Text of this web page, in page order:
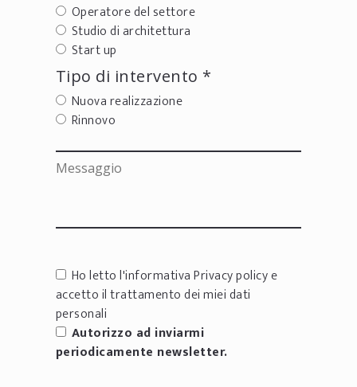
Operatore del settore
Studio di architettura
Start up
Tipo di intervento *
Nuova realizzazione
Rinnovo
Ho letto l'informativaPrivacy policye
accetto il trattamento dei miei dati
personali
Autorizzo ad inviarmi
periodicamente newsletter.